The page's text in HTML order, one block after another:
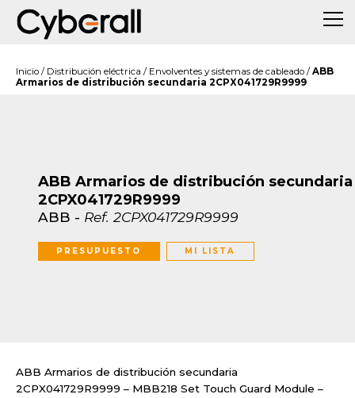
Inicio / Distribución eléctrica / Envolventes y sistemas de cableado / ABB
Armarios de distribución secundaria 2CPX041729R9999
ABB Armarios de distribución secundaria
2CPX041729R9999
ABB - Ref. 2CPX041729R9999
PRESUPUESTO MI LISTA
ABB Armarios de distribución secundaria
2CPX041729R9999 – MBB218 Set Touch Guard Module –